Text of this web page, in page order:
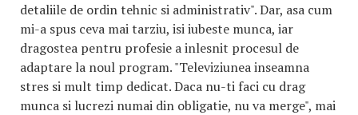
detaliile de ordin tehnic si administrativ". Dar, asa cum
mi-a spus ceva mai tarziu, isi iubeste munca, iar
dragostea pentru profesie a inlesnit procesul de
adaptare la noul program. "Televiziunea inseamna
stres si mult timp dedicat. Daca nu-ti faci cu drag
munca si lucrezi numai din obligatie, nu va merge", mai